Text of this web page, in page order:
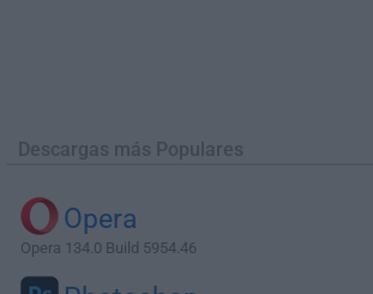
Descargas más Populares
Opera
Opera 134.0 Build 5954.46